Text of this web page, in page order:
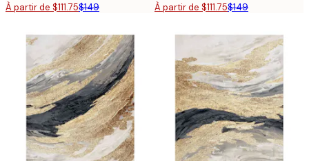
À partir de $111.75$149 À partir de $111.75$149